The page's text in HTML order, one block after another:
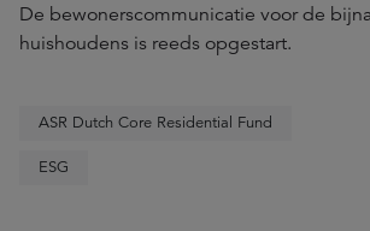
De bewonerscommunicatie voor de
huishoudens is reeds opgestart.
ASR Dutch Core Residential Fund
ESG